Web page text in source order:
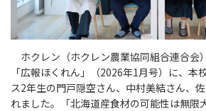
ホクレン（ホクレン農業協同組合連合会
「広報ほくれん」（2026年1月号）に、本
ス2年生の門戸隠空さん、中村美結さん、
れました。「北海道産食材の可能性は無限